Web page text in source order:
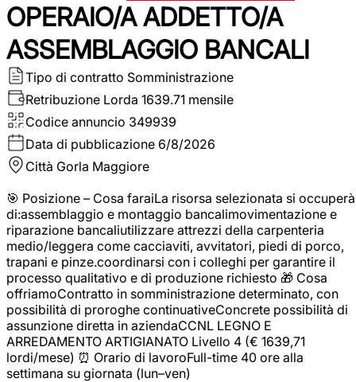
OPERAIO/A ADDETTO/A
ASSEMBLAGGIO BANCALI
Tipo di contratto Somministrazione
Retribuzione Lorda 1639.71 mensile
Codice annuncio 349939
Data di pubblicazione 6/8/2026
Città Gorla Maggiore
🎯 Posizione – Cosa faraiLa risorsa selezionata si occuperà
di:assemblaggio e montaggio bancalimovimentazione e
riparazione bancaliutilizzare attrezzi della carpenteria
medio/leggera come cacciaviti, avvitatori, piedi di porco,
trapani e pinze.coordinarsi con i colleghi per garantire il
processo qualitativo e di produzione richiesto 🎁 Cosa
offriamoContratto in somministrazione determinato, con
possibilità di proroghe continuativeConcrete possibilità di
assunzione diretta in aziendaCCNL LEGNO E
ARREDAMENTO ARTIGIANATO Livello 4 (€ 1639,71
lordi/mese) ⏰ Orario di lavoroFull-time 40 ore alla
settimana su giornata (lun–ven)